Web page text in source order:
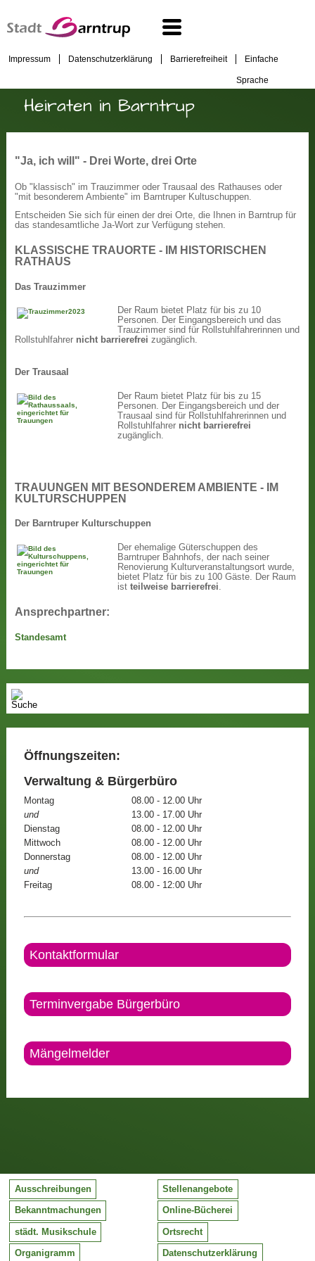
Impressum Datenschutzerklärung Barrierefreiheit Einfache
Sprache
Heiraten in Barntrup
"Ja, ich will" - Drei Worte, drei Orte
Ob "klassisch" im Trauzimmer oder Trausaal des Rathauses oder
"mit besonderem Ambiente" im Barntruper Kultuschuppen.
Entscheiden Sie sich für einen der drei Orte, die Ihnen in Barntrup für
das standesamtliche Ja-Wort zur Verfügung stehen.
KLASSISCHE TRAUORTE - IM HISTORISCHEN
RATHAUS
Das Trauzimmer
Der Raum bietet Platz für bis zu 10
Personen. Der Eingangsbereich und das
Trauzimmer sind für Rollstuhlfahrerinnen und
Rollstuhlfahrer nicht barrierefrei zugänglich.
Der Trausaal
Der Raum bietet Platz für bis zu 15
Personen. Der Eingangsbereich und der
Trausaal sind für Rollstuhlfahrerinnen und
Rollstuhlfahrer nicht barrierefrei
zugänglich.
TRAUUNGEN MIT BESONDEREM AMBIENTE - IM
KULTURSCHUPPEN
Der Barntruper Kulturschuppen
Der ehemalige Güterschuppen des
Barntruper Bahnhofs, der nach seiner
Renovierung Kulturveranstaltungsort wurde,
bietet Platz für bis zu 100 Gäste. Der Raum
ist teilweise barrierefrei.
Ansprechpartner:
Standesamt
Öffnungszeiten:
Verwaltung & Bürgerbüro
Montag
08.00 - 12.00 Uhr
und
13.00 - 17.00 Uhr
Dienstag
08.00 - 12.00 Uhr
Mittwoch
08.00 - 12.00 Uhr
Donnerstag
08.00 - 12.00 Uhr
und
13.00 - 16.00 Uhr
Freitag
08.00 - 12:00 Uhr
Kontaktformular
Terminvergabe Bürgerbüro
Mängelmelder
Ausschreibungen Stellenangebote
Bekanntmachungen Online-Bücherei
städt. Musikschule Ortsrecht
Organigramm Datenschutzerklärung